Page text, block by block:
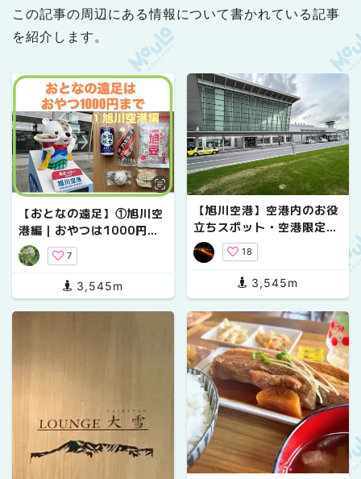
この記事の周辺にある情報について書かれている記事
を紹介します。
【おとなの遠足】①旭川空
港編｜おやつは1000円ま
で
7
3,545m
【旭川空港】空港内のお役
立ちスポット・空港限定グ
ッズなどお役立ち情報をご
紹介！！
18
3,545m